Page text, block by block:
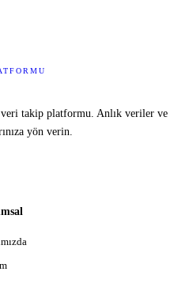
takip platformu. Anlık veriler ve
yön verin.